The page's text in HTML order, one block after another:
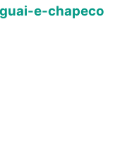
e-chapeco